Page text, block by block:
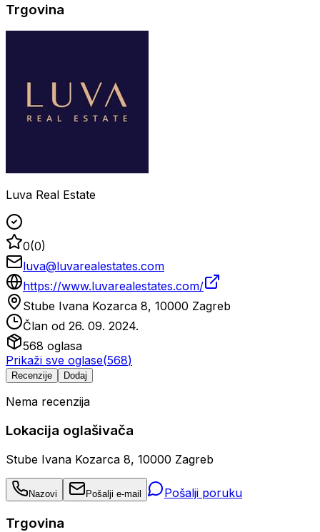
Trgovina
Luva Real Estate
0(0)
luva@luvarealestates.com
https://www.luvarealestates.com/
Stube Ivana Kozarca 8, 10000 Zagreb
Član od 26. 09. 2024.
568 oglasa
Prikaži sve oglase(568)
Recenzije Dodaj
Nema recenzija
Lokacija oglašivača
Stube Ivana Kozarca 8, 10000 Zagreb
Nazovi Pošalji e-mail Pošalji poruku
Trgovina